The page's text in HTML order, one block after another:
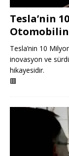
Tesla’nin
Tesla’nin 10
inovasyon ve
hikayesidir.
🟥